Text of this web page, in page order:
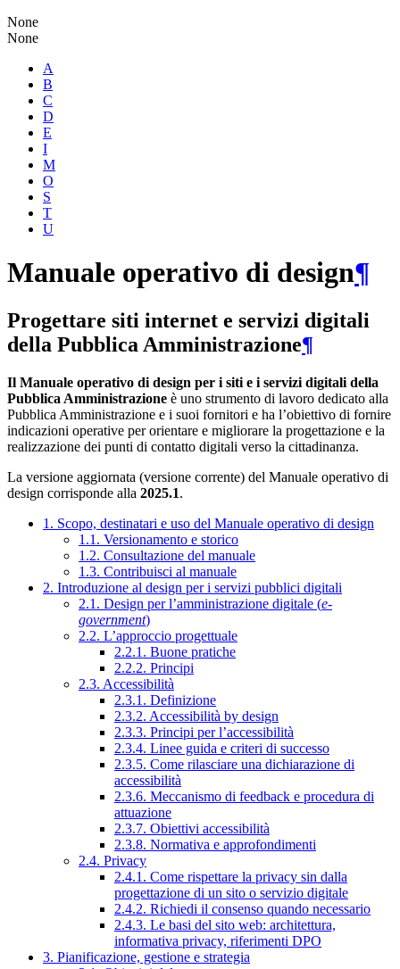
None
None
A
B
C
D
E
I
M
O
S
T
U
Manuale operativo di design¶
Progettare siti internet e servizi digitali
della Pubblica Amministrazione¶
Il Manuale operativo di design per i siti e i servizi digitali della
Pubblica Amministrazione è uno strumento di lavoro dedicato alla
Pubblica Amministrazione e i suoi fornitori e ha l’obiettivo di fornire
indicazioni operative per orientare e migliorare la progettazione e la
realizzazione dei punti di contatto digitali verso la cittadinanza.
La versione aggiornata (versione corrente) del Manuale operativo di
design corrisponde alla 2025.1.
1. Scopo, destinatari e uso del Manuale operativo di design
1.1. Versionamento e storico
1.2. Consultazione del manuale
1.3. Contribuisci al manuale
2. Introduzione al design per i servizi pubblici digitali
2.1. Design per l’amministrazione digitale (e-
government)
2.2. L’approccio progettuale
2.2.1. Buone pratiche
2.2.2. Principi
2.3. Accessibilità
2.3.1. Definizione
2.3.2. Accessibilità by design
2.3.3. Principi per l’accessibilità
2.3.4. Linee guida e criteri di successo
2.3.5. Come rilasciare una dichiarazione di
accessibilità
2.3.6. Meccanismo di feedback e procedura di
attuazione
2.3.7. Obiettivi accessibilità
2.3.8. Normativa e approfondimenti
2.4. Privacy
2.4.1. Come rispettare la privacy sin dalla
progettazione di un sito o servizio digitale
2.4.2. Richiedi il consenso quando necessario
2.4.3. Le basi del sito web: architettura,
informativa privacy, riferimenti DPO
3. Pianificazione, gestione e strategia